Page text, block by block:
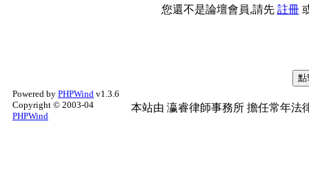
您還不是論壇會員,請先 註冊
Powered by PHPWind v1.3.6
Copyright © 2003-04
PHPWind
本站由 瀛睿律師事務所 擔任常年法